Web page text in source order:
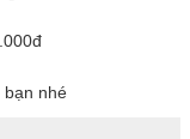
bạn nhé